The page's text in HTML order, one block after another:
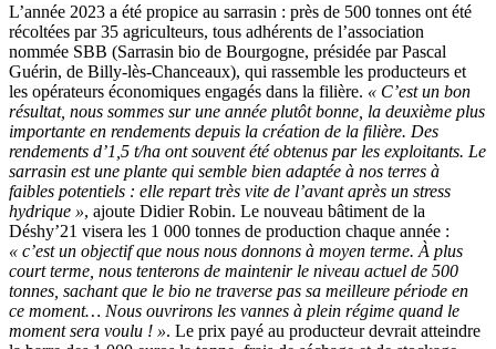
L’année 2023 a été propice au sarrasin : près de 500 tonnes ont été
récoltées par 35 agriculteurs, tous adhérents de l’association
nommée SBB (Sarrasin bio de Bourgogne, présidée par Pascal
Guérin, de Billy-lès-Chanceaux), qui rassemble les producteurs et
les opérateurs économiques engagés dans la filière. « C’est un bon
résultat, nous sommes sur une année plutôt bonne, la deuxième plus
importante en rendements depuis la création de la filière. Des
rendements d’1,5 t/ha ont souvent été obtenus par les exploitants. Le
sarrasin est une plante qui semble bien adaptée à nos terres à
faibles potentiels : elle repart très vite de l’avant après un stress
hydrique », ajoute Didier Robin. Le nouveau bâtiment de la
Déshy’21 visera les 1 000 tonnes de production chaque année :
« c’est un objectif que nous nous donnons à moyen terme. À plus
court terme, nous tenterons de maintenir le niveau actuel de 500
tonnes, sachant que le bio ne traverse pas sa meilleure période en
ce moment… Nous ouvrirons les vannes à plein régime quand le
moment sera voulu ! ». Le prix payé au producteur devrait atteindre